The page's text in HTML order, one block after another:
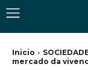
Inicio
mercado da